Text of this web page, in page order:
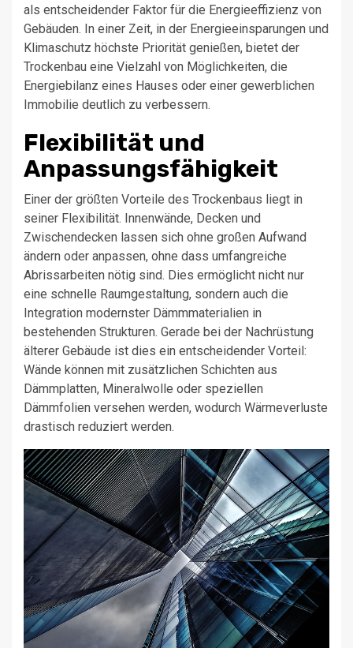
als entscheidender Faktor für die Energieeffizienz von
Gebäuden. In einer Zeit, in der Energieeinsparungen und
Klimaschutz höchste Priorität genießen, bietet der
Trockenbau eine Vielzahl von Möglichkeiten, die
Energiebilanz eines Hauses oder einer gewerblichen
Immobilie deutlich zu verbessern.
Flexibilität und
Anpassungsfähigkeit
Einer der größten Vorteile des Trockenbaus liegt in
seiner Flexibilität. Innenwände, Decken und
Zwischendecken lassen sich ohne großen Aufwand
ändern oder anpassen, ohne dass umfangreiche
Abrissarbeiten nötig sind. Dies ermöglicht nicht nur
eine schnelle Raumgestaltung, sondern auch die
Integration modernster Dämmmaterialien in
bestehenden Strukturen. Gerade bei der Nachrüstung
älterer Gebäude ist dies ein entscheidender Vorteil:
Wände können mit zusätzlichen Schichten aus
Dämmplatten, Mineralwolle oder speziellen
Dämmfolien versehen werden, wodurch Wärmeverluste
drastisch reduziert werden.